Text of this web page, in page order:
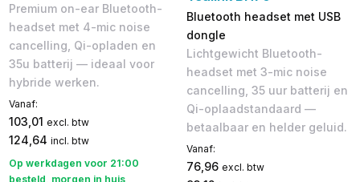
Premium on-ear Bluetooth-
headset met 4-mic noise
cancelling, Qi-opladen en
35u batterij — ideaal voor
hybride werken.
Vanaf:
103,01 excl. btw
124,64 incl. btw
Op werkdagen voor 21:00
besteld, morgen in huis
Bluetooth headset met USB
dongle
Lichtgewicht Bluetooth-
headset met 3-mic noise
cancelling, 35 uur batterij en
Qi-oplaadstandaard —
betaalbaar en helder geluid.
Vanaf:
76,96 excl. btw